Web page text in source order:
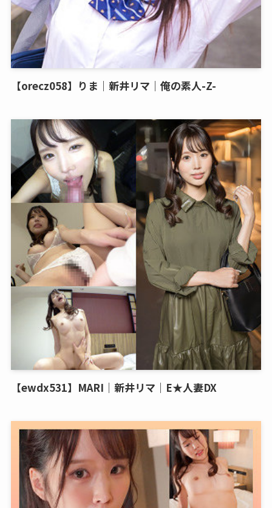
【orecz058】りま｜新井リマ｜俺の素人-Z-
【ewdx531】MARI｜新井リマ｜E★人妻DX